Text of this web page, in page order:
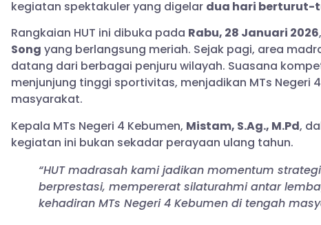
kegiatan spektakuler yang digelar dua hari berturut-
Rangkaian HUT ini dibuka pada Rabu, 28 Januari 2026
Song yang berlangsung meriah. Sejak pagi, area
datang dari berbagai penjuru wilayah. Suasana
menjunjung tinggi sportivitas, menjadikan MTs Negeri
masyarakat.
Kepala MTs Negeri 4 Kebumen, Mistam, S.Ag., M.Pd,
kegiatan ini bukan sekadar perayaan ulang tahun.
“HUT madrasah kami jadikan momentum
berprestasi, mempererat silaturahmi antar
kehadiran MTs Negeri 4 Kebumen di tengah